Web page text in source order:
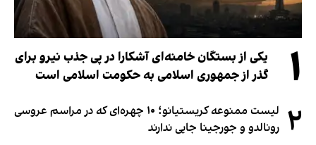
۱
یکی از بستگان خامنه‌ای آشکارا در پی جذب نیرو برای
گذر از جمهوری اسلامی به حکومت اسلامی است
۲
لیست ممنوعه کریستیانو؛ ۱۰ چهره‌ای که در مراسم عروسی
رونالدو و جورجینا جایی ندارند